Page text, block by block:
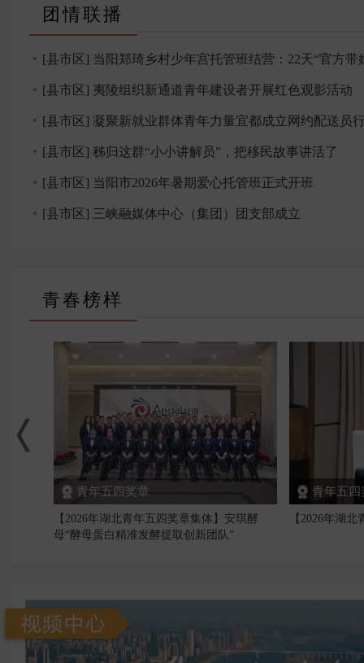
团情联播
[县市区] 当阳郑琦乡村少年宫托管班结营：22天“官方带娃” 让思政教
[县市区] 夷陵组织新通道青年建设者开展红色观影活动
[县市区] 凝聚新就业群体青年力量宜都成立网约配送员行业联
[县市区] 秭归这群“小小讲解员”，把移民故事讲活了
[县市区] 当阳市2026年暑期爱心托管班正式开班
[县市区] 三峡融媒体中心（集团）团支部成立
青春榜样
青年五四奖章
【2026年湖北青年五四奖章集体】安琪酵
母“酵母蛋白精准发酵提取创新团队”
青年五四
【2026年湖